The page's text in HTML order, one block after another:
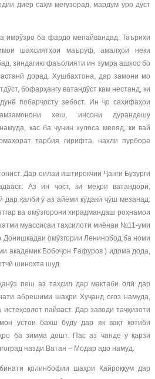
диёр саҳм мегузорад, мардум ӯро дӯст
имрўзро ба фардо мепайвандад. Таърихи
шахсиятҳои маъруф, амалҳои неки
зиндагию фаъолияти ин зумра ашхос бо
дорад. Хушбахтона, дар замони мо
бофарҳангу ватандӯст кам нестанд, ки
побарҷосту зебост. Ин ҷо саҳифаҳои
хеш, инсони дурандешу
кас ба чунин хулоса меояд, ки вай
тарбия гирифта, нахли пурборе
Дар оилаи иштирокчии Ҷанги Бузурги
Аз ин ҷост, ки меҳри ватандорӣ,
қалби ӯ аз айёми кӯдакӣ ҷӯш мезанад.
ва омӯзгорони хирадмандаш роҳнамои
муассисаи таҳсилоти миёнаи №11-уми
омӯзгории Ленинобод ба номи
академик Бобоҷон Ғафуров ) идома дода,
шинохта шуд.
пеш аз таҳсил дар мактаби олӣ дар
абрешими шаҳри Хуҷанд оғоз намуда,
пайваст. Дар заводи таҷҳизоти
устои бахш буду дар як вақт котиби
ба зимма дошт. Пас аз чанде ӯ қарзи
назди Ватан – Модар адо намуд.
қолинбофии шаҳри Қайроққум дар